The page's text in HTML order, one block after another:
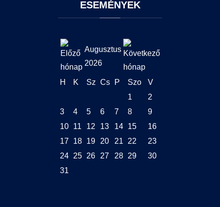
ESEMÉNYEK
Augusztus
2026
H K Sz Cs P Szo
V
1
2
3
4 5 6 7 8
9
10
11 12 13 14 15
16
17
18 19 20 21 22
23
24
25 26 27 28 29
30
31